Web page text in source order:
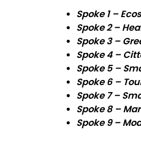
Spoke 1 –
Spoke 2 –
Spoke 3 –
Spoke 4 –
Spoke 5 –
Spoke 6 –
Spoke 7 –
Spoke 8 –
Spoke 9 –